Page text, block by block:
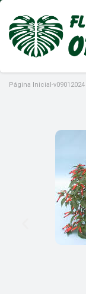
Página Inicial-v09012024